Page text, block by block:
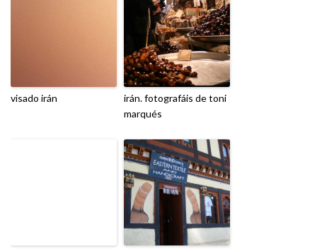
visado irán
irán. fotografáis de toni
marqués